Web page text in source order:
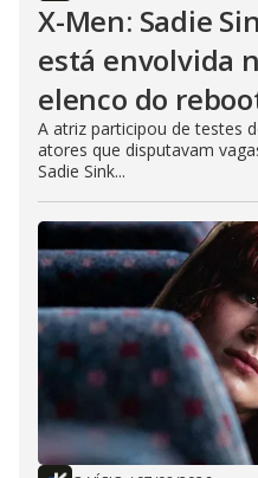
X-Men: Sadie
está envolvida
elenco do
A atriz participou de testes
atores que disputavam
Sadie Sink...